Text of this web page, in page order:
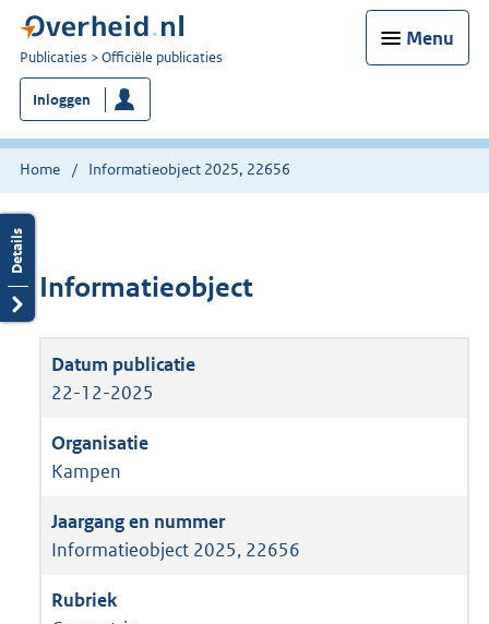
Menu
U
bent
nu
hier:
Publicaties Officiële publicaties
Inloggen
Home Informatieobject 2025, 22656
Informatieobject
22-12-2025
Kampen
Informatieobject 2025, 22656